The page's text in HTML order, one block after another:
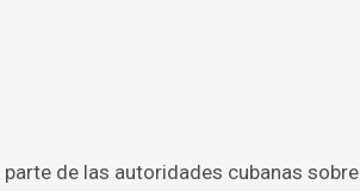
de las autoridades cubanas sobre